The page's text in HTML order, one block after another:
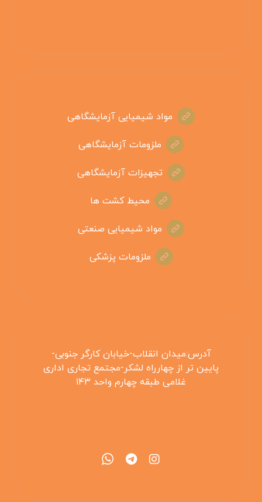
مواد شیمیایی آزمایشگاهی
ملزومات آزمایشگاهی
تجهیزات آزمایشگاهی
محیط کشت ها
مواد شیمیایی صنعتی
ملزومات پزشکی
آدرس:میدان انقلاب-خیابان کارگر جنوبی-
پایین تر از چهارراه لشکر-مجتمع تجاری اداری
غلامی طبقه چهارم واحد ۱۴۳